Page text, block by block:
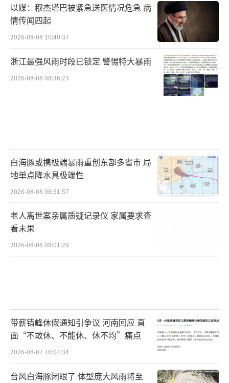
以媒：穆杰塔巴被紧急送医情况危急 病
情传闻四起
2026-08-08 10:40:37
浙江最强风雨时段已锁定 警惕特大暴雨
2026-08-08 08:36:23
白海豚或携极端暴雨重创东部多省市 局
地单点降水具极端性
2026-08-08 08:51:57
老人离世案亲属质疑记录仪 家属要求查
看未果
2026-08-08 08:01:29
带薪错峰休假通知引争议 河南回应 直
面“不敢休、不能休、休不均”痛点
2026-08-07 16:04:34
台风白海豚闭眼了 体型庞大风雨将至